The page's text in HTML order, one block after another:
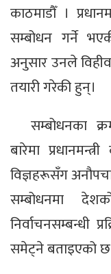
काठमाडौँ ।
सम्बोधन गर्ने
अनुसार उनले
तयारी गरेकी हुन्।
सम्बोधनका
बारेमा
विज्ञहरूसँग
सम्बोधनमा
निर्वाचनसम्बन्धी
समेट्ने बताइएको